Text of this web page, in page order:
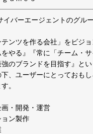
イバーエージェントのグル
テンツを作る会社」をビジ
をやる』『常に「チーム・
のブランドを目指す』と
、ユーザーにとっておも
。
・開発・運営
ン製作